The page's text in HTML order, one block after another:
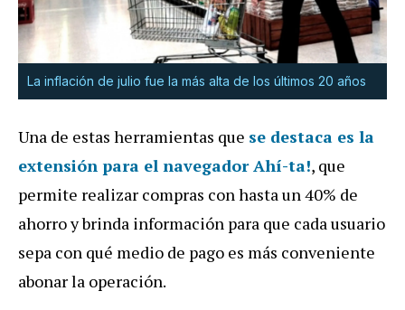
La inflación de julio fue la más alta de los últimos 20 años
Una de estas herramientas que se destaca es la
extensión para el navegador Ahí-ta!, que
permite realizar compras con hasta un 40% de
ahorro y brinda información para que cada usuario
sepa con qué medio de pago es más conveniente
abonar la operación.